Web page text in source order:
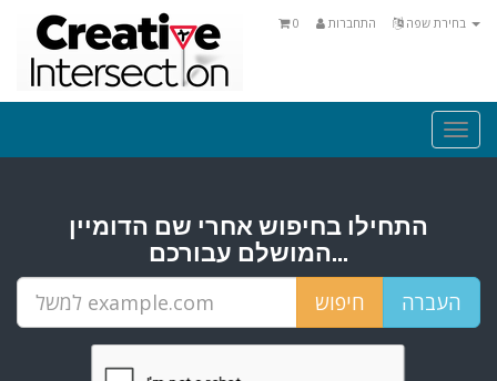
התחברות 0
התחילו בחיפוש אחרי שם הדומיין
המושלם עבורכם...